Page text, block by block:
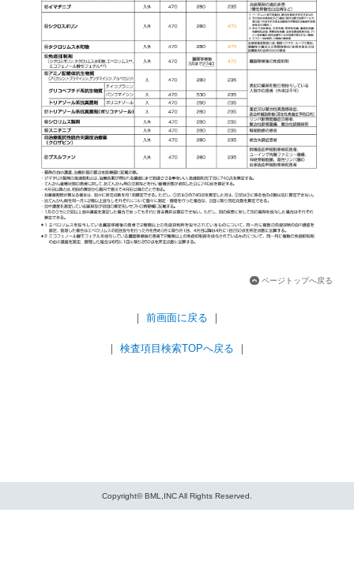
ページトップへ戻る
｜ 前画面に戻る ｜
｜ 検査項目検索TOPへ戻る ｜
Copyright© BML,INC All Rights Reserved.